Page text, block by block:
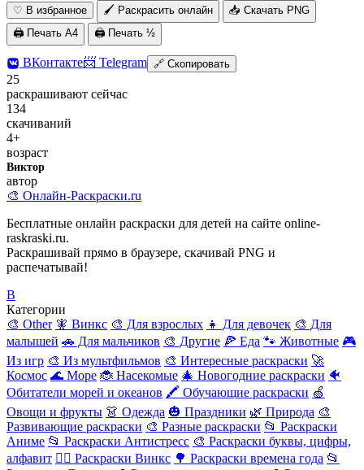
♡ В избранное 🖌 Раскрасить онлайн
📥 Скачать PNG
🖨 Печать A4
🖨 Печать ½
ВКонтакте📨 Telegram 🔗 Скопировать
25
раскрашивают сейчас
134
скачиваний
4+
возраст
Виктор
автор
🎨 Онлайн-Раскраски.ru
Бесплатные онлайн раскраски для детей на сайте online-
raskraski.ru.
Раскрашивай прямо в браузере, скачивай PNG и
распечатывай!
В
Категории
🎨 Other 🧚 Винкс 🎨 Для взрослых 👧 Для девочек 🎨 Для
малышей 🚗 Для мальчиков 🎨 Другие 🍕 Еда 🐾 Животные 🎮
Из игр 🎨 Из мультфильмов 🎨 Интересные раскраски 🚀
Космос 🌊 Море 🐞 Насекомые 🎄 Новогодние раскраски 🐠
Обитатели морей и океанов 🖍️ Обучающие раскраски 🍏
Овощи и фрукты 👗 Одежда 🎃 Праздники 🌿 Природа 🎨
Развивающие раскраски 🎨 Разные раскраски 📂 Раскраски
Аниме 📂 Раскраски Антистресс 🎨 Раскраски буквы, цифры,
алфавит 🧚‍♀️ Раскраски Винкс 🌳 Раскраски времена года 📂